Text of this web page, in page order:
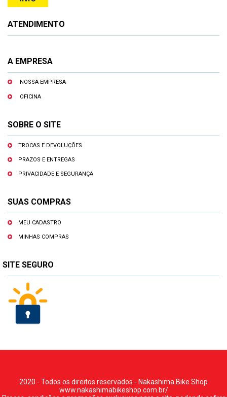
ATENDIMENTO
A EMPRESA
NOSSA EMPRESA
OFICINA
SOBRE O SITE
TROCAS E DEVOLUÇÕES
PRAZOS E ENTREGAS
PRIVACIDADE E SEGURANÇA
SUAS COMPRAS
MEU CADASTRO
MINHAS COMPRAS
SITE SEGURO
2020 - Todos os direitos reservados - Nakashima Bike Shop
www.nakashimabikeshop.com.br/